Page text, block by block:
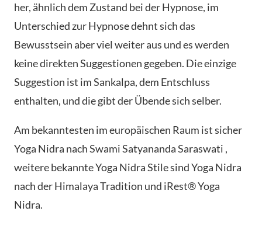
her, ähnlich dem Zustand bei der Hypnose, im
Unterschied zur Hypnose dehnt sich das
Bewusstsein aber viel weiter aus und es werden
keine direkten Suggestionen gegeben. Die einzige
Suggestion ist im Sankalpa, dem Entschluss
enthalten, und die gibt der Übende sich selber.
Am bekanntesten im europäischen Raum ist sicher
Yoga Nidra nach Swami Satyananda Saraswati ,
weitere bekannte Yoga Nidra Stile sind Yoga Nidra
nach der Himalaya Tradition und iRest® Yoga
Nidra.